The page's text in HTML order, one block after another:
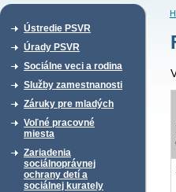
Ústredie PSVR
Úrady PSVR
Sociálne veci a rodina
Služby zamestnanosti
Záruky pre mladých
Voľné pracovné
miesta
Zariadenia
sociálnoprávnej
ochrany detí a
sociálnej kurately